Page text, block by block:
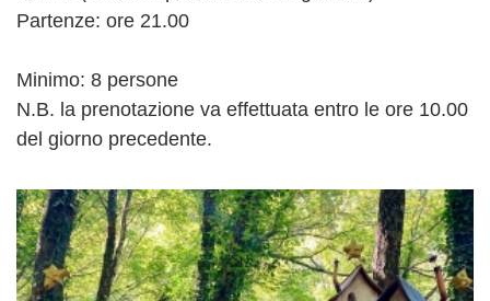
Partenze: ore 21.00
Minimo: 8 persone
N.B. la prenotazione va effettuata entro le ore 10.00
del giorno precedente.